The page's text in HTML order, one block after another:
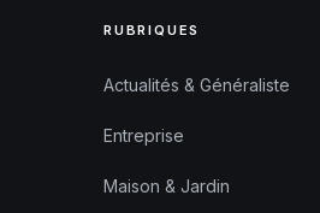
RUBRIQUES
Actualités & Généraliste
Entreprise
Maison & Jardin